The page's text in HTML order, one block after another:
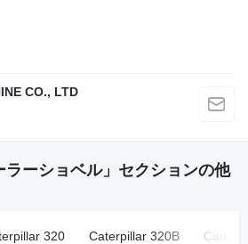
CO., LTD
ラーショベル」セクションの他
320 Caterpillar 320B